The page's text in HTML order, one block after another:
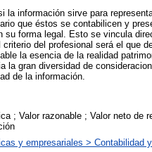
la información sirve para
que éstos se contabilicen y
su forma legal. Esto se vincula
del profesional será el que
la esencia de la realidad
la gran diversidad de
de la información.
; Valor razonable ; Valor neto de
y empresariales > Contabilidad